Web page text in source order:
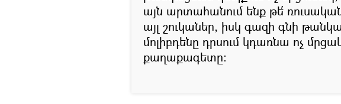
այն արտահանում ենք թե՛
այլ շուկաներ, իսկ գազի գնի
մոլիբդենը դրսում կդառնա ոչ
քաղաքագետը։